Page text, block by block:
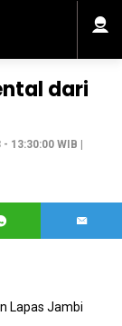
dari
13:30:00 WIB
Lapas Jambi